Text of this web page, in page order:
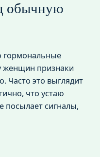
обычную
гормональные
женщин признаки
Часто это выглядит
что устаю
посылает сигналы,